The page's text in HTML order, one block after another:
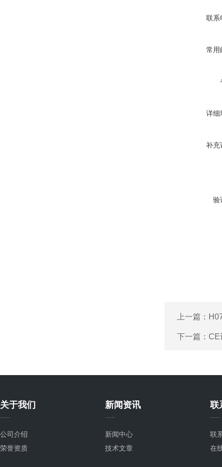
联系
常用
详细
补充
验
上一篇：
下一篇： CE
关于我们
公司介绍
荣誉资质
新闻资讯
新闻中心
技术文章
联
联
在